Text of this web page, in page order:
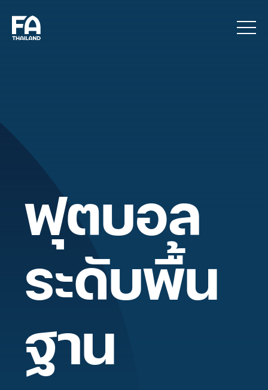
ฟุตบอล
ระดับพื้น
ฐาน